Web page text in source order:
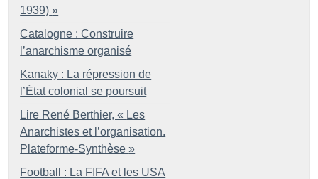
1939) »
Catalogne : Construire
l’anarchisme organisé
Kanaky : La répression de
l’État colonial se poursuit
Lire René Berthier, « Les
Anarchistes et l’organisation.
Plateforme-Synthèse »
Football : La FIFA et les USA